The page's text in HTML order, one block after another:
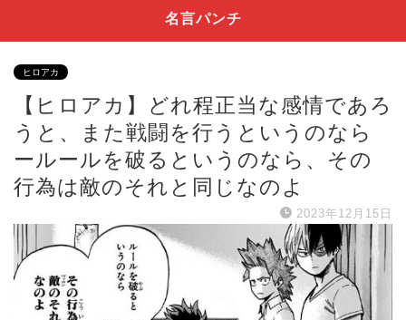
名言パンチ
ヒロアカ
【ヒロアカ】どれ程正当な感情であろ
うと、また戦闘を行うというのなら
ールールを破るというのなら、その
行為は敵のそれと同じなのよ
2023年12月15日